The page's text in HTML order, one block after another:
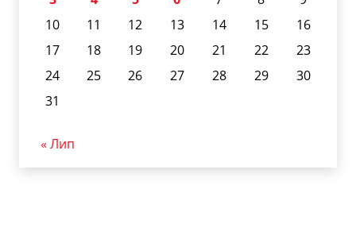
10
11 12 13 14 15
16
17
18 19 20 21 22
23
24
25 26 27 28 29
30
31
« Лип